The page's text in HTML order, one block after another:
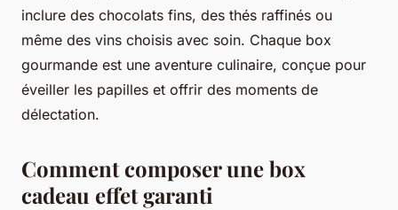
inclure des chocolats fins, des thés raffinés ou
même des vins choisis avec soin. Chaque box
gourmande est une aventure culinaire, conçue pour
éveiller les papilles et offrir des moments de
délectation.
Comment composer une box
cadeau effet garanti